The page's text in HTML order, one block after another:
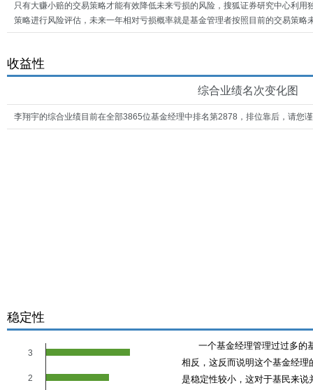
只有大赚小赔的交易策略才能有效降低未来亏损的风险，搜狐证券研究中心利
策略进行风险评估，未来一年相对亏损概率就是基金管理者按照目前的交易策略
收益性
综合业绩名次变化图
李翔宇的综合业绩目前在全部3865位基金经理中排名第2878，排位靠后，请您
稳定性
3
2
一个基金经理管理过过多的
相反，这反而说明这个基金经理
是稳定性较小，这对于基民来